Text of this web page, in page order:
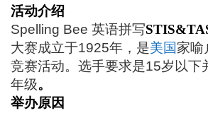
活动介绍
Spelling Bee 英语拼写
大赛成立于1925年，是美国家喻
竞赛活动。选手要求是15岁以下
年级。
举办原因